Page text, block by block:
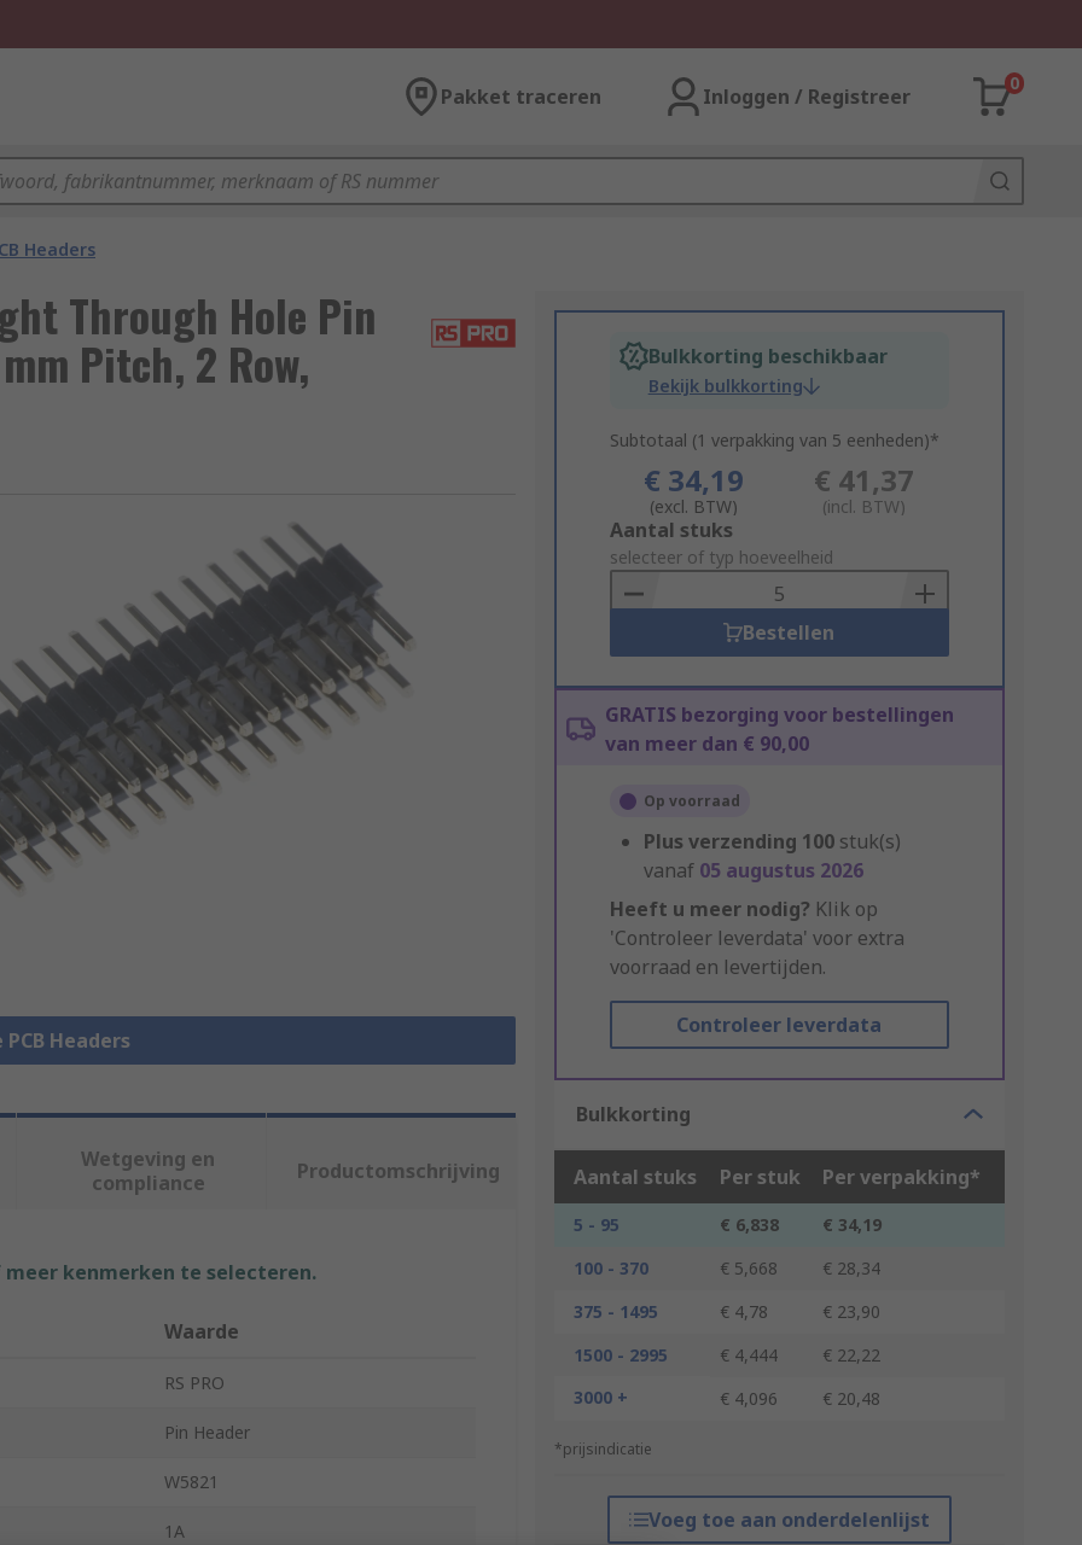
Pakket traceren Inloggen / Registreer
0
Headers
Through Hole Pin
Pitch, 2 Row,
Headers
Bulkkorting beschikbaar
Bekijk bulkkorting
Subtotaal (1 verpakking van 5 eenheden)*
€ 34,19
(excl. BTW)
€ 41,37
(incl. BTW)
Add
to
Basket
Aantal stuks
selecteer of typ hoeveelheid
Bestellen
GRATIS bezorging voor bestellingen
van meer dan € 90,00
Op voorraad
Plus verzending 100 stuk(s)
vanaf 05 augustus 2026
Heeft u meer nodig? Klik op
'Controleer leverdata' voor extra
voorraad en levertijden.
Controleer leverdata
Bulkkorting
Aantal stuks Per stuk Per verpakking*
5 - 95 € 6,838
€ 34,19
100 - 370
€ 5,668
€ 28,34
375 - 1495
€ 4,78
€ 23,90
1500 - 2995
€ 4,444
€ 22,22
3000 +
€ 4,096 € 20,48
*prijsindicatie
Voeg toe aan onderdelenlijst
Wetgeving en
compliance
Productomschrijving
kenmerken te selecteren.
Waarde
RS PRO
Pin Header
W5821
1A